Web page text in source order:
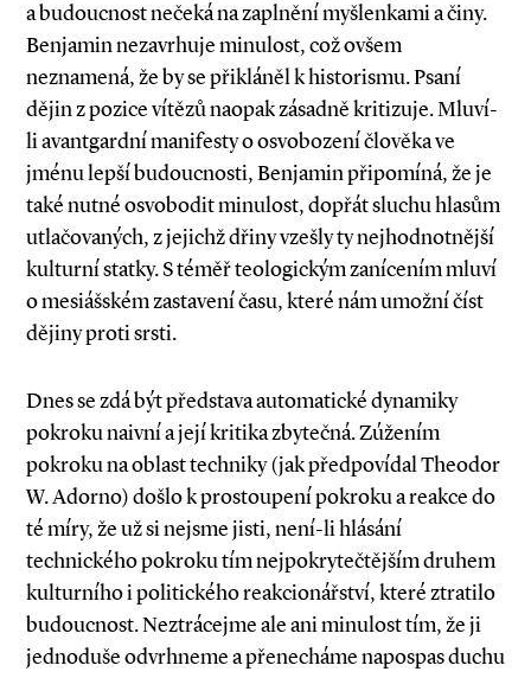
a budoucnost nečeká na zaplnění myšlenkami a činy.
Benjamin nezavrhuje minulost, což ovšem
neznamená, že by se přikláněl k historismu. Psaní
dějin z pozice vítězů naopak zásadně kritizuje. Mluví­-
li avantgardní manifesty o osvobození člověka ve
jménu lepší budoucnosti, Benjamin připomíná, že je
také nutné osvobodit minulost, dopřát sluchu hlasům
utlačovaných, z jejichž dřiny vzešly ty nejhodnotnější
kulturní statky. S téměř teologickým zanícením mluví
o mesiášském zastavení času, které nám umožní číst
dějiny proti srsti.
Dnes se zdá být představa automatické dynamiky
pokroku naivní a její kritika zbytečná. Zúžením
pokroku na oblast techniky (jak předpovídal Theodor
W. Adorno) došlo k prostoupení pokroku a reakce do
té míry, že už si nejsme jisti, není­-li hlásání
technického pokroku tím nejpokrytečtějším druhem
kulturního i politického reakcionářství, které ztratilo
budoucnost. Neztrácejme ale ani minulost tím, že ji
jednoduše odvrhneme a přenecháme napospas duchu